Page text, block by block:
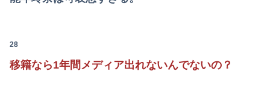
28
移籍なら1年間メディア出れないんでないの？